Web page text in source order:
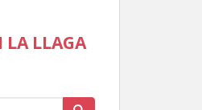
LA LLAGA